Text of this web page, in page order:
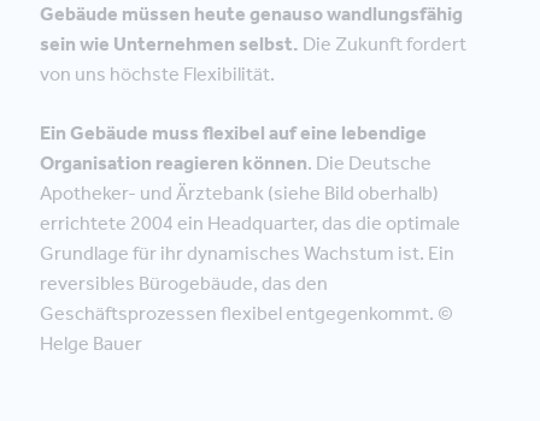
Gebäude müssen heute genauso wandlungsfähig
sein wie Unternehmen selbst. Die Zukunft fordert
von uns höchste Flexibilität.
Ein Gebäude muss flexibel auf eine lebendige
Organisation reagieren können. Die Deutsche
Apotheker- und Ärztebank (siehe Bild oberhalb)
errichtete 2004 ein Headquarter, das die optimale
Grundlage für ihr dynamisches Wachstum ist. Ein
reversibles Bürogebäude, das den
Geschäftsprozessen flexibel entgegenkommt. ©
Helge Bauer